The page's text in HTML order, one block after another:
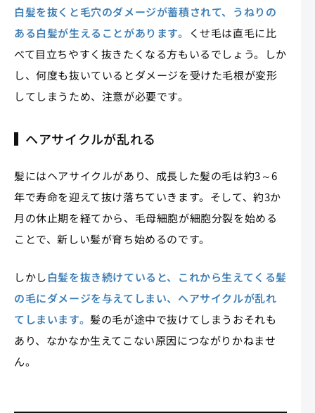
白髪を抜くと毛穴のダメージが蓄積されて、うねりの
ある白髪が生えることがあります。
くせ毛は直毛に比
べて目立ちやすく抜きたくなる方もいるでしょう。しか
し、何度も抜いているとダメージを受けた毛根が変形
してしまうため、注意が必要です。
ヘアサイクルが乱れる
髪にはヘアサイクルがあり、成長した髪の毛は約3～6
年で寿命を迎えて抜け落ちていきます。そして、約3か
月の休止期を経てから、毛母細胞が細胞分裂を始める
ことで、新しい髪が育ち始めるのです。
しかし白髪を抜き続けていると、これから生えてくる髪
の毛にダメージを与えてしまい、ヘアサイクルが乱れ
てしまいます。 髪の毛が途中で抜けてしまうおそれも
あり、なかなか生えてこない原因につながりかねませ
ん。